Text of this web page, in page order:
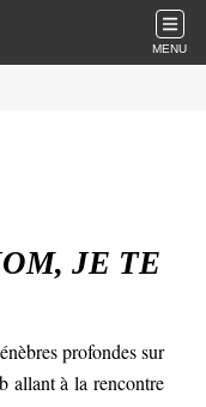
MENU
JE TE
profondes sur
allant à la rencontre